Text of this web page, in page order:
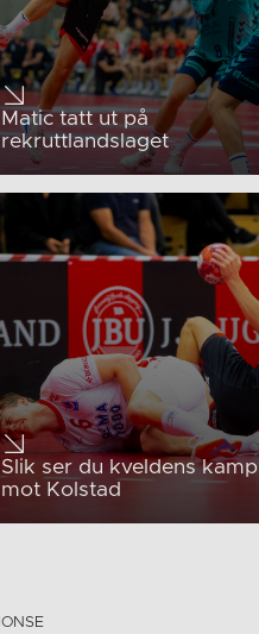
Matic tatt ut på
rekruttlandslaget
Slik ser du kveldens kamp
mot Kolstad